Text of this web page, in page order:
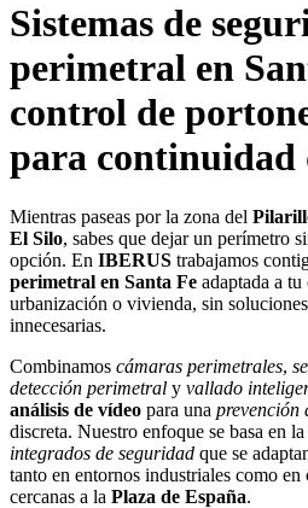
Sistemas de
perimetral en
control de
para continuidad
Mientras paseas por la zona del
El Silo, sabes que dejar un perímetro
opción. En IBERUS trabajamos
perimetral en Santa Fe adaptada a
urbanización o vivienda, sin
innecesarias.
Combinamos cámaras perimetrales,
detección perimetral y vallado
análisis de vídeo para una prevención
discreta. Nuestro enfoque se basa en la
integrados de seguridad que se
tanto en entornos industriales como en
cercanas a la Plaza de España.